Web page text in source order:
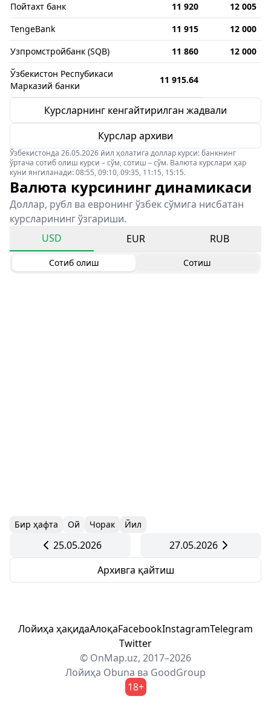
Пойтахт банк
11 920
12 005
TengeBank
11 915
12 000
Узпромстройбанк (SQB)
11 860
12 000
Ўзбекистон Респубикаси
Марказий банки
11 915.64
Курсларнинг кенгайтирилган жадвали
Курслар архиви
Ўзбекистонда 26.05.2026 йил ҳолатига доллар курси: банкнинг
ўртача сотиб олиш курси – сўм, сотиш – сўм. Валюта курслари ҳар
куни янгиланади: 08:55, 09:10, 09:35, 11:15, 15:15.
Валюта курсининг динамикаси
Доллар, рубл ва евронинг ўзбек сўмига нисбатан
курсларининг ўзгариши.
USD
EUR RUB
Сотиб олиш Сотиш
Бир ҳафта Ой Чорак Йил
25.05.2026
27.05.2026
Архивга қайтиш
Лойиҳа ҳақидаАлоқаFacebookInstagramTelegram
Twitter
© OnMap.uz, 2017–2026
Лойиҳа Obuna ва GoodGroup
18+